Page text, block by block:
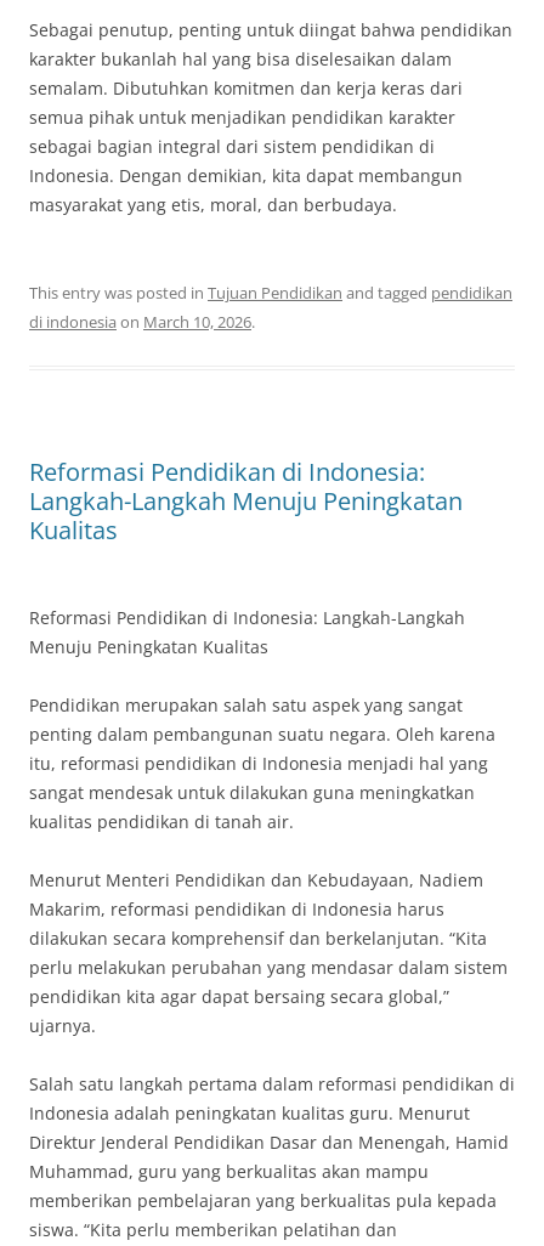
Sebagai penutup, penting untuk diingat bahwa pendidikan
karakter bukanlah hal yang bisa diselesaikan dalam
semalam. Dibutuhkan komitmen dan kerja keras dari
semua pihak untuk menjadikan pendidikan karakter
sebagai bagian integral dari sistem pendidikan di
Indonesia. Dengan demikian, kita dapat membangun
masyarakat yang etis, moral, dan berbudaya.
This entry was posted in Tujuan Pendidikan and tagged pendidikan
di indonesia on March 10, 2026.
Reformasi Pendidikan di Indonesia:
Langkah-Langkah Menuju Peningkatan
Kualitas
Reformasi Pendidikan di Indonesia: Langkah-Langkah
Menuju Peningkatan Kualitas
Pendidikan merupakan salah satu aspek yang sangat
penting dalam pembangunan suatu negara. Oleh karena
itu, reformasi pendidikan di Indonesia menjadi hal yang
sangat mendesak untuk dilakukan guna meningkatkan
kualitas pendidikan di tanah air.
Menurut Menteri Pendidikan dan Kebudayaan, Nadiem
Makarim, reformasi pendidikan di Indonesia harus
dilakukan secara komprehensif dan berkelanjutan. “Kita
perlu melakukan perubahan yang mendasar dalam sistem
pendidikan kita agar dapat bersaing secara global,”
ujarnya.
Salah satu langkah pertama dalam reformasi pendidikan di
Indonesia adalah peningkatan kualitas guru. Menurut
Direktur Jenderal Pendidikan Dasar dan Menengah, Hamid
Muhammad, guru yang berkualitas akan mampu
memberikan pembelajaran yang berkualitas pula kepada
siswa. “Kita perlu memberikan pelatihan dan